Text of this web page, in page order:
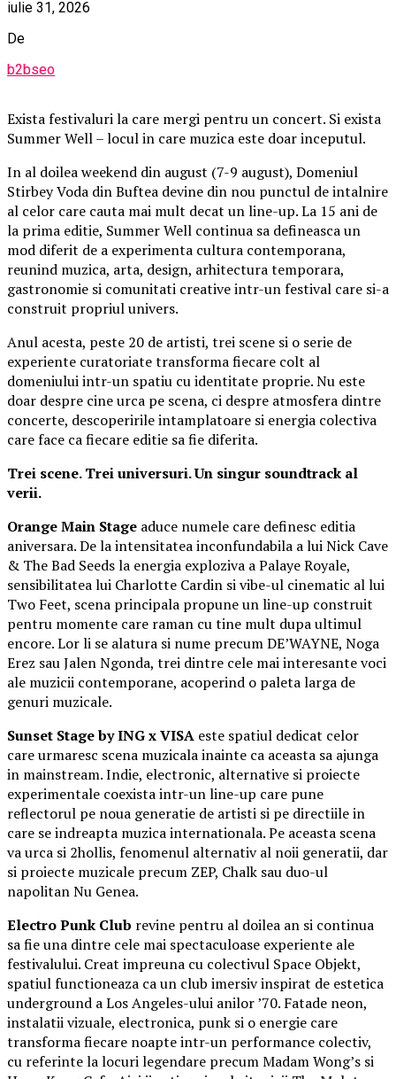
iulie 31, 2026
De
b2bseo
Exista festivaluri la care mergi pentru un concert. Si exista
Summer Well – locul in care muzica este doar inceputul.
In al doilea weekend din august (7-9 august), Domeniul
Stirbey Voda din Buftea devine din nou punctul de intalnire
al celor care cauta mai mult decat un line-up. La 15 ani de
la prima editie, Summer Well continua sa defineasca un
mod diferit de a experimenta cultura contemporana,
reunind muzica, arta, design, arhitectura temporara,
gastronomie si comunitati creative intr-un festival care si-a
construit propriul univers.
Anul acesta, peste 20 de artisti, trei scene si o serie de
experiente curatoriate transforma fiecare colt al
domeniului intr-un spatiu cu identitate proprie. Nu este
doar despre cine urca pe scena, ci despre atmosfera dintre
concerte, descoperirile intamplatoare si energia colectiva
care face ca fiecare editie sa fie diferita.
Trei scene. Trei universuri. Un singur soundtrack al
verii.
Orange Main Stage aduce numele care definesc editia
aniversara. De la intensitatea inconfundabila a lui Nick Cave
& The Bad Seeds la energia exploziva a Palaye Royale,
sensibilitatea lui Charlotte Cardin si vibe-ul cinematic al lui
Two Feet, scena principala propune un line-up construit
pentru momente care raman cu tine mult dupa ultimul
encore. Lor li se alatura si nume precum DE’WAYNE, Noga
Erez sau Jalen Ngonda, trei dintre cele mai interesante voci
ale muzicii contemporane, acoperind o paleta larga de
genuri muzicale.
Sunset Stage by ING x VISA este spatiul dedicat celor
care urmaresc scena muzicala inainte ca aceasta sa ajunga
in mainstream. Indie, electronic, alternative si proiecte
experimentale coexista intr-un line-up care pune
reflectorul pe noua generatie de artisti si pe directiile in
care se indreapta muzica internationala. Pe aceasta scena
va urca si 2hollis, fenomenul alternativ al noii generatii, dar
si proiecte muzicale precum ZEP, Chalk sau duo-ul
napolitan Nu Genea.
Electro Punk Club revine pentru al doilea an si continua
sa fie una dintre cele mai spectaculoase experiente ale
festivalului. Creat impreuna cu colectivul Space Objekt,
spatiul functioneaza ca un club imersiv inspirat de estetica
underground a Los Angeles-ului anilor ’70. Fatade neon,
instalatii vizuale, electronica, punk si o energie care
transforma fiecare noapte intr-un performance colectiv,
cu referinte la locuri legendare precum Madam Wong’s si